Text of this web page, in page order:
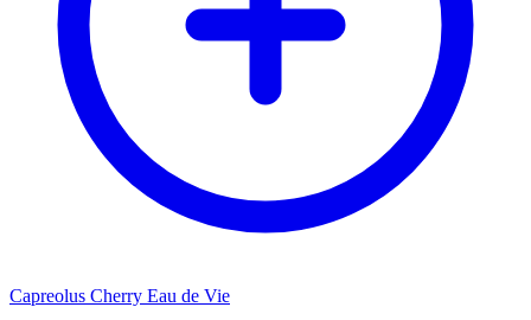
Capreolus Cherry Eau de Vie